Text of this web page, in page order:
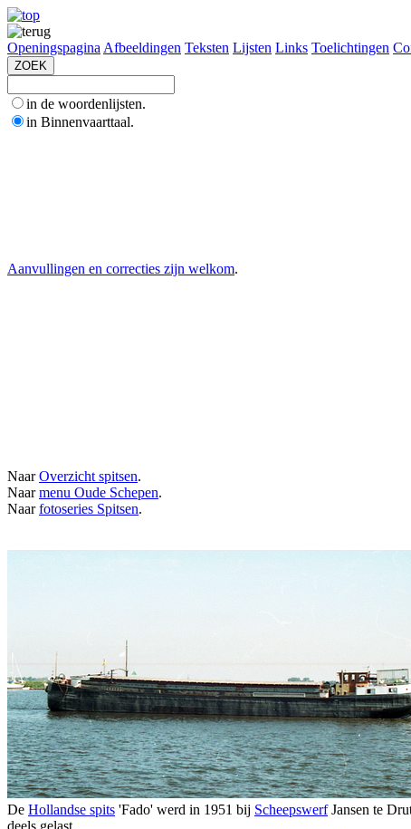
Openingspagina Afbeeldingen Teksten Lijsten Links Toelichtingen
in de woordenlijsten.
in Binnenvaarttaal.
Aanvullingen en correcties zijn welkom.
NaarOverzicht spitsen.
Naarmenu Oude Schepen.
Naarfotoseries Spitsen.
De Hollandse spits 'Fado' werd in 1951 bij ScheepswerfJansen te